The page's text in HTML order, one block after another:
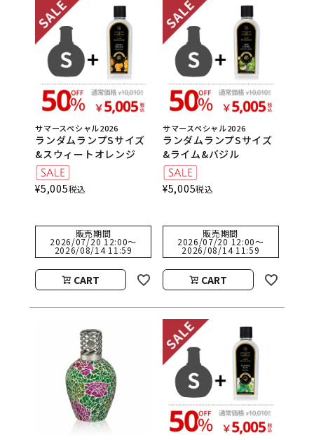
サマースペシャル2026
ランダムランプSサイズ
&スウィートオレンジ
¥5,005税込
販売期間
2026/07/20 12:00〜
2026/08/14 11:59
CART
サマースペシャル2026
ランダムランプSサイズ
&ライム&バジル
¥5,005税込
販売期間
2026/07/20 12:00〜
2026/08/14 11:59
CART